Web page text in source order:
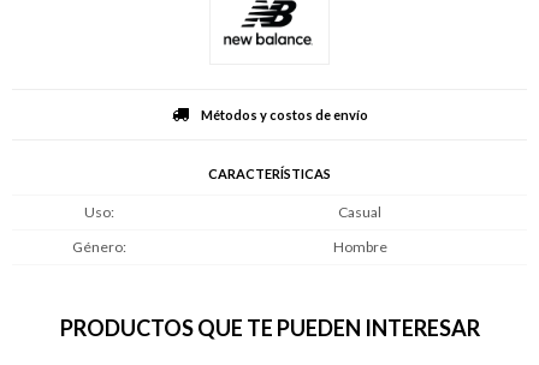
Métodos y costos de envío
CARACTERÍSTICAS
Uso
Casual
Género
Hombre
PRODUCTOS QUE TE PUEDEN INTERESAR